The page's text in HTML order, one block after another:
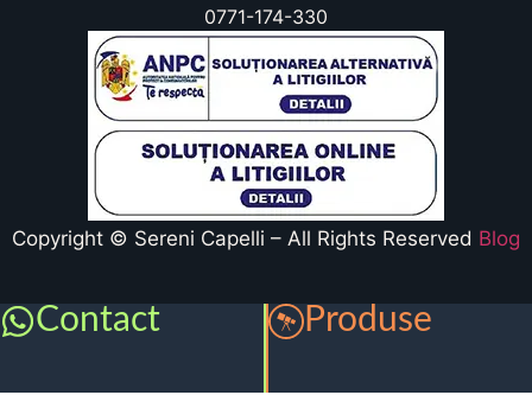
0771-174-330
Copyright © Sereni Capelli – All Rights Reserved Blog
Contact Produse